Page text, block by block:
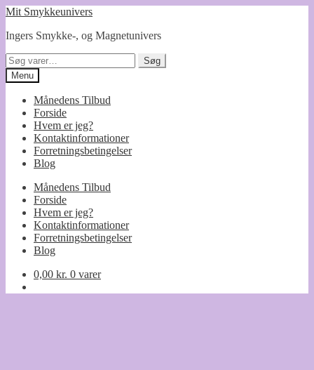
Spring
navigation
Spring
indhold
Mit Smykkeunivers
Ingers Smykke-, og Magnetunivers
Søg
efter:
Søg
Menu
Månedens Tilbud
Forside
Hvem er jeg?
Kontaktinformationer
Forretningsbetingelser
Blog
Månedens Tilbud
Forside
Hvem er jeg?
Kontaktinformationer
Forretningsbetingelser
Blog
0,00 kr. 0 varer